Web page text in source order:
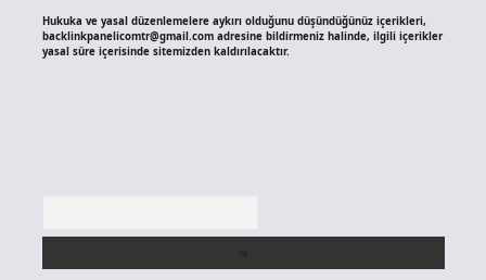
Hukuka ve yasal düzenlemelere aykırı olduğunu düşündüğünüz içerikleri,
backlinkpanelicomtr@gmail.comadresine bildirmeniz halinde, ilgili içerikler
yasal süre içerisinde sitemizden kaldırılacaktır.